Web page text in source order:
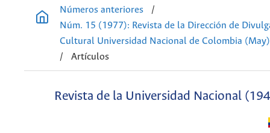
Números anteriores
/
Núm. 15 (1977): Revista de la Dirección de
Cultural Universidad Nacional de Colombia (May)
/
Artículos
Revista de la Universidad Nacional